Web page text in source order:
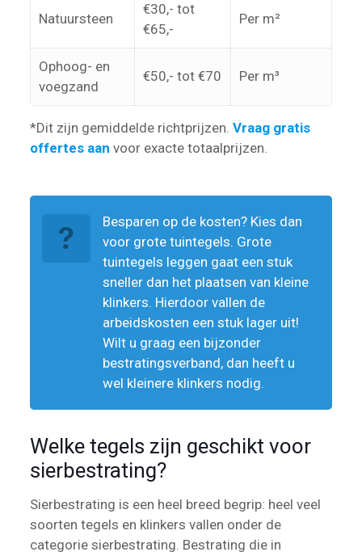
Natuursteen
€30,- tot
€65,-
Per m²
Ophoog- en
voegzand
€50,- tot €70 Per m³
*Dit zijn gemiddelde richtprijzen. Vraag gratis
offertes aan voor exacte totaalprijzen.
Besparen op de kosten? Kies dan
voor grote tuintegels. Grote
tuintegels leggen gaat een stuk
sneller dan het plaatsen van kleine
klinkers. Hierdoor vallen de
arbeidskosten een stuk lager uit!
Wilt u graag een bijzonder
bestratingsverband, dan heeft u
wel kleinere klinkers nodig.
Welke tegels zijn geschikt voor
sierbestrating?
Sierbestrating is een heel breed begrip: heel veel
soorten tegels en klinkers vallen onder de
categorie sierbestrating. Bestrating die in